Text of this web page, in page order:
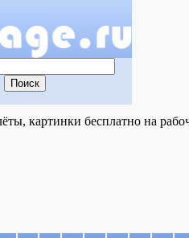
картинки бесплатно на